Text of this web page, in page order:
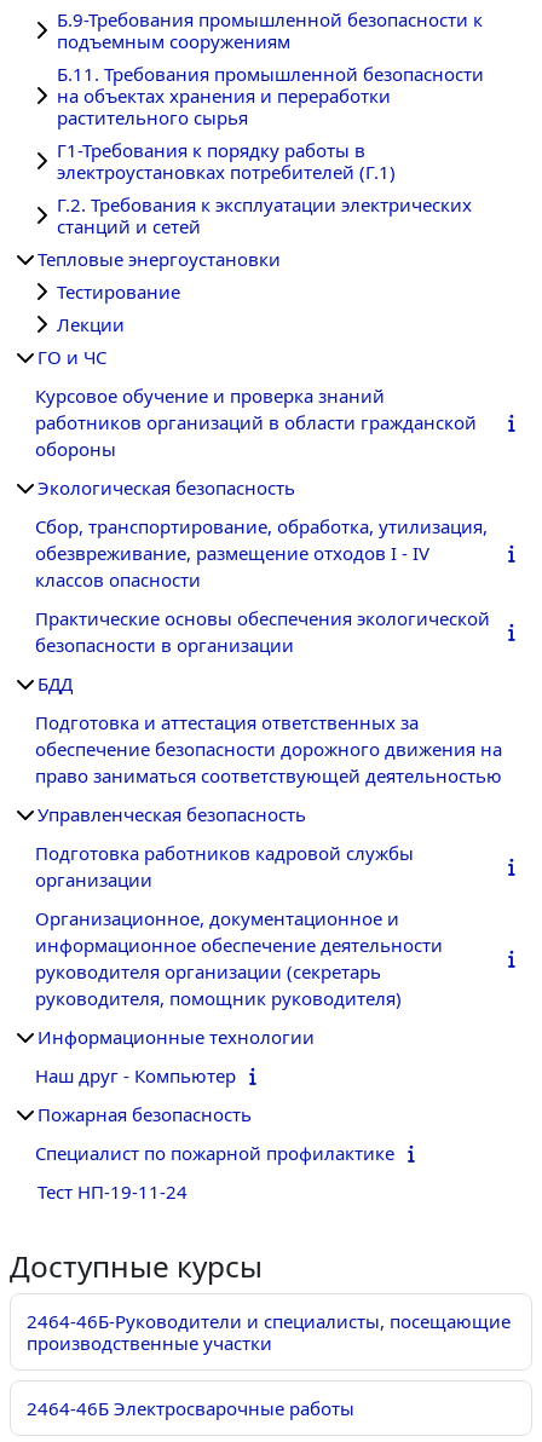
Б.9-Требования промышленной безопасности к
подъемным сооружениям
Б.11. Требования промышленной безопасности
на объектах хранения и переработки
растительного сырья
Г1-Требования к порядку работы в
электроустановках потребителей (Г.1)
Г.2. Требования к эксплуатации электрических
станций и сетей
Тепловые энергоустановки
Тестирование
Лекции
ГО и ЧС
Курсовое обучение и проверка знаний
работников организаций в области гражданской
обороны
Экологическая безопасность
Сбор, транспортирование, обработка, утилизация,
обезвреживание, размещение отходов I - IV
классов опасности
Практические основы обеспечения экологической
безопасности в организации
БДД
Подготовка и аттестация ответственных за
обеспечение безопасности дорожного движения на
право заниматься соответствующей деятельностью
Управленческая безопасность
Подготовка работников кадровой службы
организации
Организационное, документационное и
информационное обеспечение деятельности
руководителя организации (секретарь
руководителя, помощник руководителя)
Информационные технологии
Наш друг - Компьютер
Пожарная безопасность
Специалист по пожарной профилактике
Тест НП-19-11-24
Доступные курсы
2464-46Б-Руководители и специалисты, посещающие
производственные участки
2464-46Б Электросварочные работы